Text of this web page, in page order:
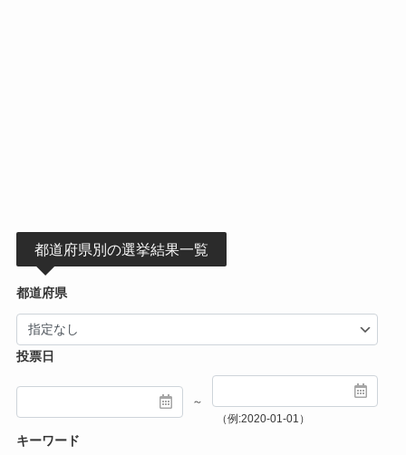
都道府県別の選挙結果一覧
都道府県
投票日
～
（例:2020-01-01）
キーワード